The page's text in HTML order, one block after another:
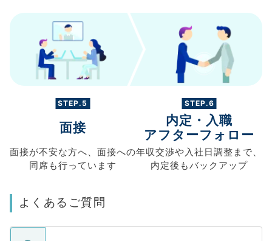
STEP.5
面接
面接が不安な方へ、 面接への
同席も行っています
STEP.6
内定・入職
アフターフォロー
年収交渉や入社日調整まで、
内定後もバックアップ
よくあるご質問